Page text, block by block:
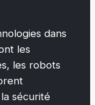
dans
les
les robots
sécurité